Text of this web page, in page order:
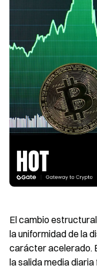
El cambio
la uniformidad de la
carácter acelerado.
la salida media